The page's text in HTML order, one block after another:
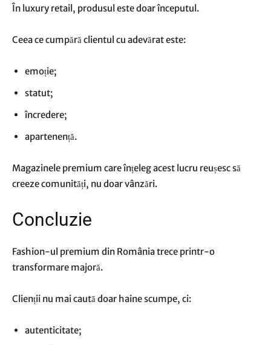
În luxury retail, produsul este doar începutul.
Ceea ce cumpără clientul cu adevărat este:
emoție;
statut;
încredere;
apartenență.
Magazinele premium care înțeleg acest lucru reușesc să
creeze comunități, nu doar vânzări.
Concluzie
Fashion-ul premium din România trece printr-o
transformare majoră.
Clienții nu mai caută doar haine scumpe, ci:
autenticitate;